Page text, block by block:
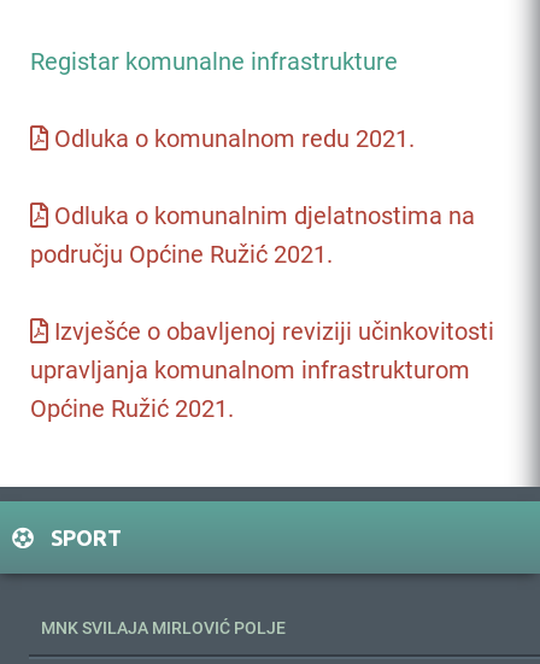
Registar komunalne infrastrukture
Odluka o komunalnom redu 2021.
Odluka o komunalnim djelatnostima na
području Općine Ružić 2021.
Izvješće o obavljenoj reviziji učinkovitosti
upravljanja komunalnom infrastrukturom
Općine Ružić 2021.
SPORT
MNK SVILAJA MIRLOVIĆ POLJE